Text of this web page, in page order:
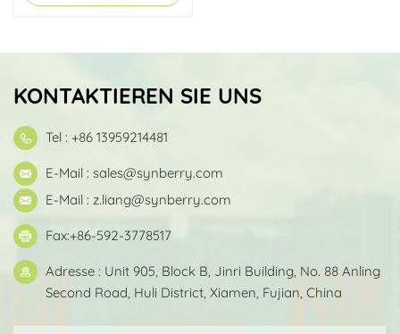
KONTAKTIEREN SIE UNS
Tel : +86 13959214481
E-Mail : sales@synberry.com
E-Mail : z.liang@synberry.com
Fax:+86-592-3778517
Adresse : Unit 905, Block B, Jinri Building, No. 88 Anling
Second Road, Huli District, Xiamen, Fujian, China